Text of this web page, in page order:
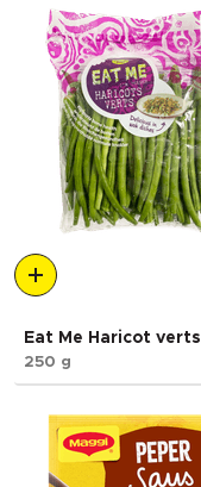
Eat Me Haricot verts
250 g